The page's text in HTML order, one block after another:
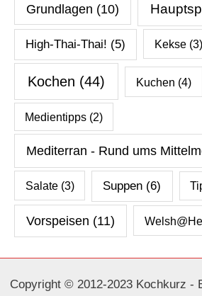
Grundlagen (10)
High-Thai-Thai! (5) Kekse(3)
Kochen (44) Kuchen (4)
Medientipps (2)
Mediterran - Rund ums
Salate(3) Suppen (6)
Vorspeisen (11)
Copyright © 2012-2023 Kochkurz -